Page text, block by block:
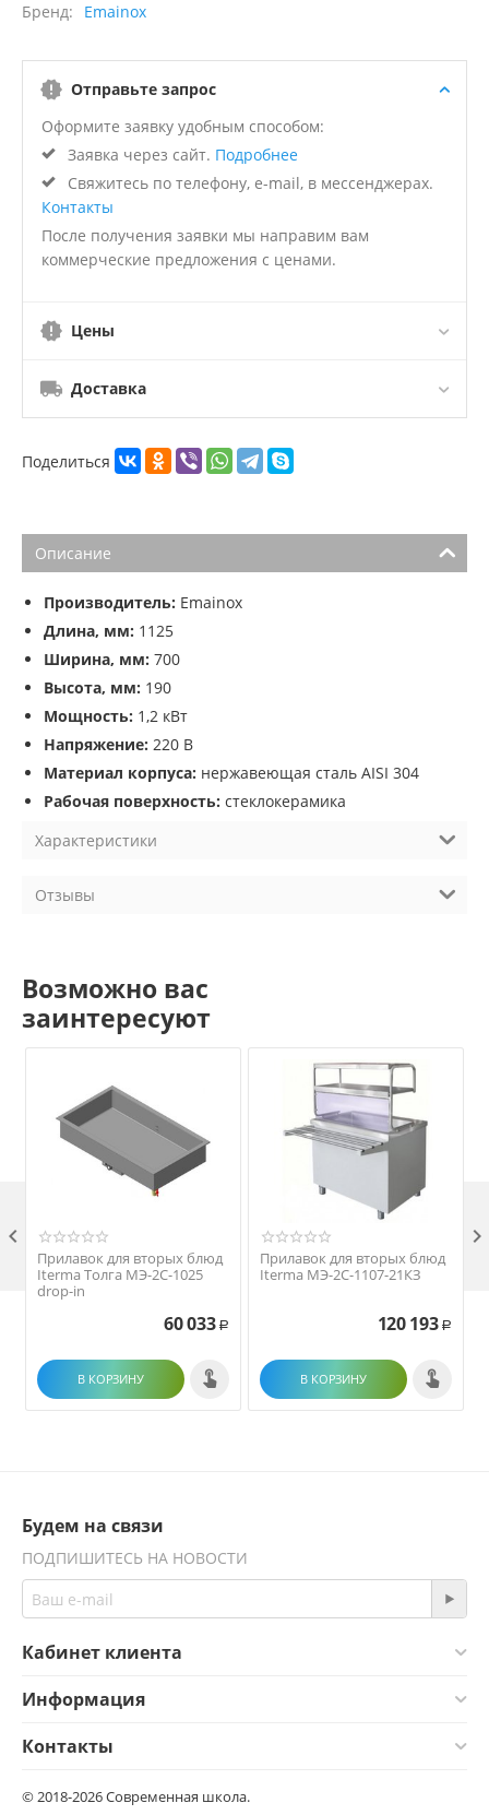
Бренд
Emainox
Отправьте запрос
Оформите заявку удобным способом:
Заявка через сайт. Подробнее
Свяжитесь по телефону, e-mail, в мессенджерах.
Контакты
После получения заявки мы направим вам
коммерческие предложения с ценами.
Цены
Доставка
Поделиться
Описание
Производитель: Emainox
Длина, мм: 1125
Ширина, мм: 700
Высота, мм: 190
Мощность: 1,2 кВт
Напряжение: 220 В
Материал корпуса: нержавеющая сталь AISI 304
Рабочая поверхность: стеклокерамика
Характеристики
Отзывы
Возможно вас
заинтересуют
Прилавок для вторых блюд
Iterma Толга МЭ-2С-1025
drop-in
60 033 Р
В КОРЗИНУ
Прилавок для вторых блюд
Iterma МЭ-2С-1107-21КЗ
120 193 Р
В КОРЗИНУ
 
Будем на связи
ПОДПИШИТЕСЬ НА НОВОСТИ
Кабинет клиента
Информация
Контакты
© 2018-2026 Современная школа.